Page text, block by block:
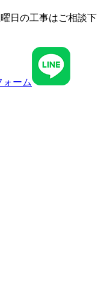
日の工事はご相談下
ォーム